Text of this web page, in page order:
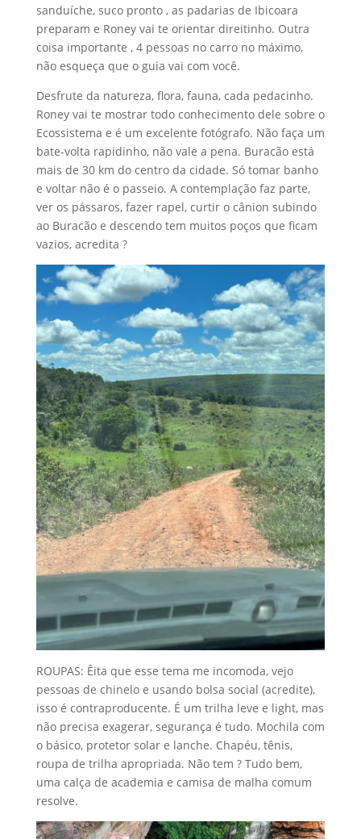
sanduíche, suco pronto , as padarias de Ibicoara
preparam e Roney vai te orientar direitinho. Outra
coisa importante , 4 pessoas no carro no máximo,
não esqueça que o guia vai com você.
Desfrute da natureza, flora, fauna, cada pedacinho.
Roney vai te mostrar todo conhecimento dele sobre o
Ecossistema e é um excelente fotógrafo. Não faça um
bate-volta rapidinho, não vale a pena. Buracão está
mais de 30 km do centro da cidade. Só tomar banho
e voltar não é o passeio. A contemplação faz parte,
ver os pássaros, fazer rapel, curtir o cânion subindo
ao Buracão e descendo tem muitos poços que ficam
vazios, acredita ?
ROUPAS: Êita que esse tema me incomoda, vejo
pessoas de chinelo e usando bolsa social (acredite),
isso é contraproducente. É um trilha leve e light, mas
não precisa exagerar, segurança é tudo. Mochila com
o básico, protetor solar e lanche. Chapéu, tênis,
roupa de trilha apropriada. Não tem ? Tudo bem,
uma calça de academia e camisa de malha comum
resolve.